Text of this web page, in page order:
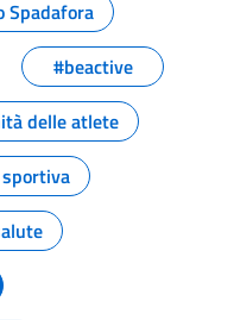
Spadafora
#beactive
delle atlete
sportiva